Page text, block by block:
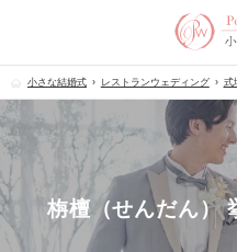
小さな結婚式 レストランウェディング 式
栴檀（せんだん）